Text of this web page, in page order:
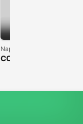
Napoli
COLPO DI FULMINE